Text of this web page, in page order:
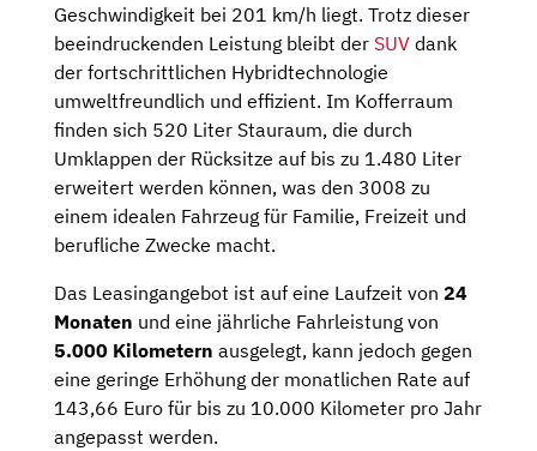
Geschwindigkeit bei 201 km/h liegt. Trotz dieser
beeindruckenden Leistung bleibt der SUV dank
der fortschrittlichen Hybridtechnologie
umweltfreundlich und effizient. Im Kofferraum
finden sich 520 Liter Stauraum, die durch
Umklappen der Rücksitze auf bis zu 1.480 Liter
erweitert werden können, was den 3008 zu
einem idealen Fahrzeug für Familie, Freizeit und
berufliche Zwecke macht.
Das Leasingangebot ist auf eine Laufzeit von 24
Monaten und eine jährliche Fahrleistung von
5.000 Kilometern ausgelegt, kann jedoch gegen
eine geringe Erhöhung der monatlichen Rate auf
143,66 Euro für bis zu 10.000 Kilometer pro Jahr
angepasst werden.